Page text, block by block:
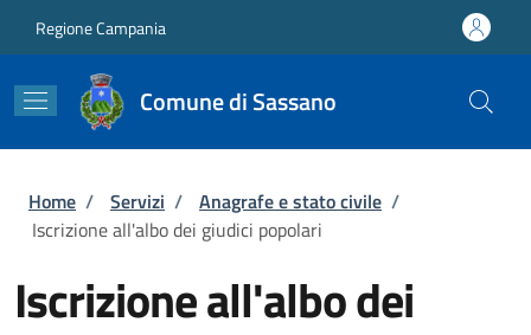
Regione Campania
Comune di Sassano
Briciole di pane
Home / Servizi / Anagrafe e stato civile /
Iscrizione all'albo dei giudici popolari
Iscrizione all'albo dei